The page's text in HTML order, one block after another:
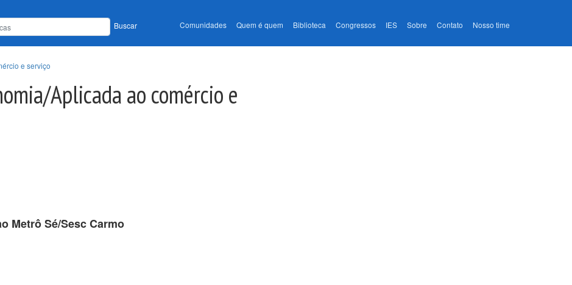
Buscar Comunidades Quem é quem Biblioteca Congressos IES Sobre Contato Nosso time
e serviço
Aplicada ao comércio e
Metrô Sé/Sesc Carmo